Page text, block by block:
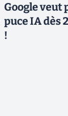
Google veut
puce IA dès
!